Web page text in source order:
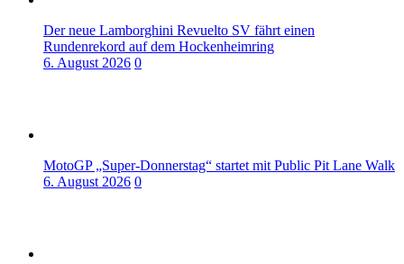
Der neue Lamborghini Revuelto SV fährt einen
Rundenrekord auf dem Hockenheimring
6. August 2026 0
MotoGP „Super-Donnerstag“ startet mit Public Pit Lane Walk
6. August 2026 0